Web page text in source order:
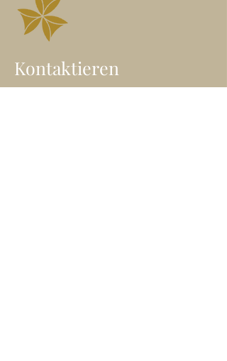
Kontaktieren